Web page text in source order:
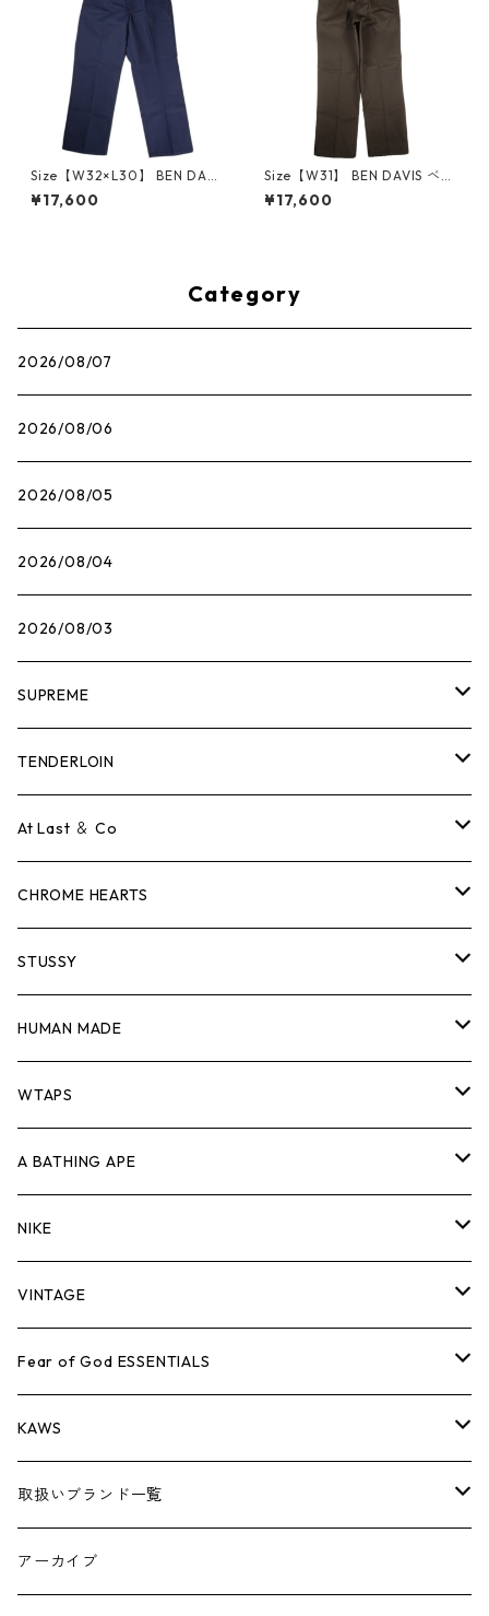
Size【W32×L30】 BEN DAVI
S ベンデイビス BENS WORK P
ANTS NAVY ワークパンツ 紺
¥17,600
Size【W31】 BEN DAVIS ベン
デイビス WORK PANTS BRO
WN パンツ 茶 【新古品・未使
¥17,600
Category
2026/08/07
2026/08/06
2026/08/05
2026/08/04
2026/08/03
SUPREME
Tシャツ
ロンTEE
スウェット/ニット
シャツ
ジャケット
パンツ
キャップ・ハット
バッグ
シューズ
小物
コラボレーション
×THE NORTH FACE
×COMME des GARCONS
シーズンアイテム
26SS
BOX LOGOアイテム
TENDERLOIN
Tシャツ
ロンTEE
スウェット/ニット
シャツ
ジャケット
パンツ
キャップ・ハット
バッグ
シューズ
小物
At Last ＆ Co
Tシャツ
ロンTEE
スウェット/ニット
シャツ
ジャケット
パンツ
キャップ・ハット
バッグ
シューズ
小物
CHROME HEARTS
Tシャツ
ロンTEE
スウェット/ニット
シャツ
ジャケット
パンツ
キャップ・ハット
バッグ
シューズ
小物
STUSSY
Tシャツ
ロンTEE
スウェット/ニット
シャツ
ジャケット
パンツ
キャップ・ハット
バッグ
シューズ
HUMAN MADE
Tシャツ
ロンT
スウェット/ニット
シャツ
ジャケット
パンツ
キャップ
バッグ
WTAPS
Tシャツ
ロンTEE
スウェット/ニット
シャツ
ジャケット
パンツ
キャップ・ハット
A BATHING APE
Tシャツ
ロンTEE
スウェット/ニット
シャツ
ジャケット
パンツ
NIKE
シューズ
AIR JORDAN 1
AIR JORDAN 3
アパレル・小物
VINTAGE
Tシャツ
ロンTEE
スウェット/ニット
ジャケット
Fear of God ESSENTIALS
Tシャツ
ロンTEE
スウェット/ニット
KAWS
アパレル
小物
取扱いブランド一覧
A
アーカイブ